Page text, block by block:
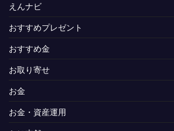
えんナビ
おすすめプレゼント
おすすめ金
お取り寄せ
お金
お金・資産運用